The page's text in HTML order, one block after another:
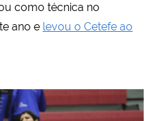
como técnica no
ano e levou o Cetefe ao